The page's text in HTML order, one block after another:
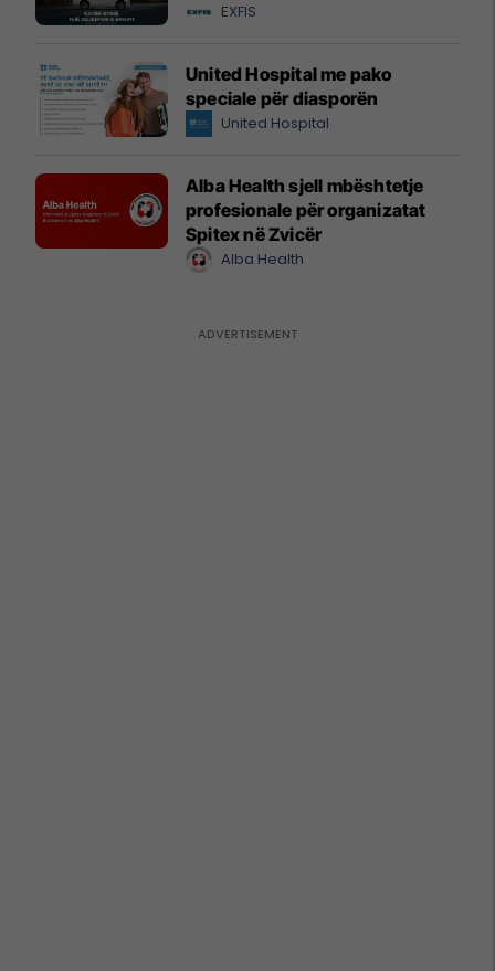
EXFIS
United Hospital me pako
speciale për diasporën
United Hospital
Alba Health sjell mbështetje
profesionale për organizatat
Spitex në Zvicër
Alba Health